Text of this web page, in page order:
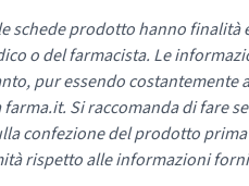
schede prodotto hanno
o del farmacista. Le
pur essendo
Si raccomanda di fare
confezione del prodotto
rispetto alle informazioni